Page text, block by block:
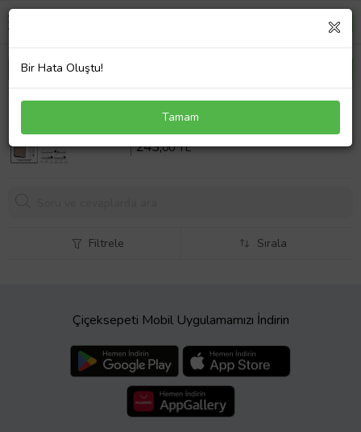
Xiaomi REDMİ NOTE 9S Nano Ekran Koruyucu Ultra
İNCE Esnek Hd Şeffaf
Sepette %20 İndirim
243,00 TL
Filtrele Sırala
Çiçeksepeti Mobil Uygulamamızı İndirin
Bir Hata Oluştu!
Tamam